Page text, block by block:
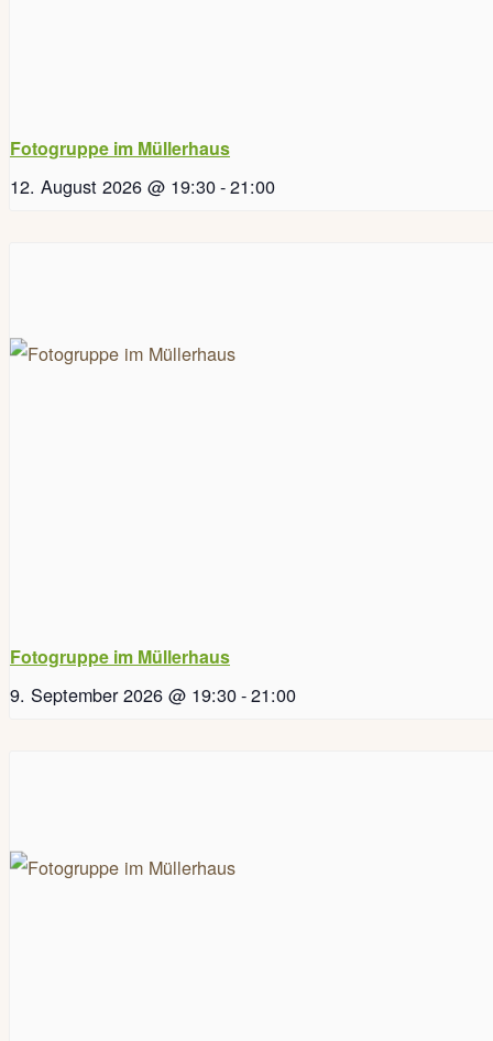
Fotogruppe im Müllerhaus
12. August 2026 @ 19:30-21:00
Fotogruppe im Müllerhaus
9. September 2026 @ 19:30-21:00